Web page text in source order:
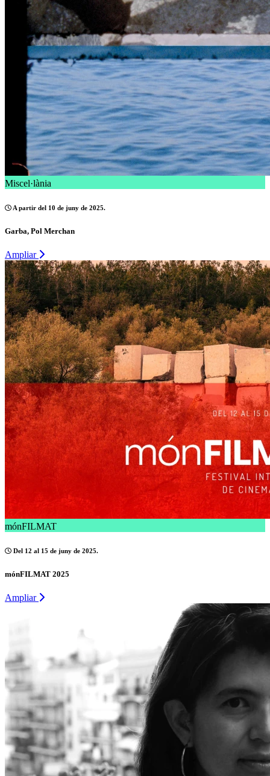
Miscel·lània
A partir del 10 de juny de 2025.
Garba, Pol Merchan
Ampliar
mónFILMAT
Del 12 al 15 de juny de 2025.
mónFILMAT 2025
Ampliar